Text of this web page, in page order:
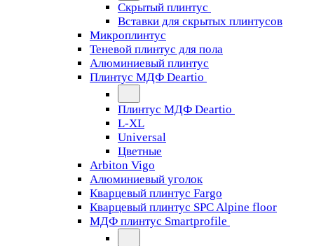
Скрытый плинтус
Вставки для скрытых плинтусов
Микроплинтус
Теневой плинтус для пола
Алюминиевый плинтус
Плинтус МДФ Deartio
Плинтус МДФ Deartio
L-XL
Universal
Цветные
Arbiton Vigo
Алюминиевый уголок
Кварцевый плинтус Fargo
Кварцевый плинтус SPC Alpine floor
МДФ плинтус Smartprofile